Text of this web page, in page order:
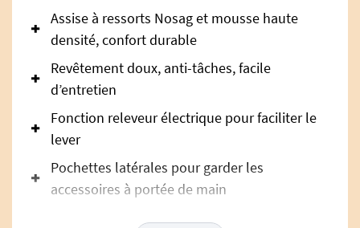
Assise à ressorts Nosag et mousse haute
densité, confort durable
Revêtement doux, anti-tâches, facile
d’entretien
Fonction releveur électrique pour faciliter le
lever
Pochettes latérales pour garder les
accessoires à portée de main